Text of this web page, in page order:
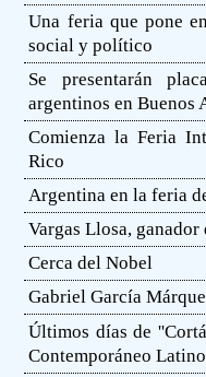
Una feria que pone
social y político
Se presentarán
argentinos en Buenos
Comienza la Feria
Rico
Argentina en la feria
Vargas Llosa,
Cerca del Nobel
Gabriel García
Últimos días de
Contemporáneo